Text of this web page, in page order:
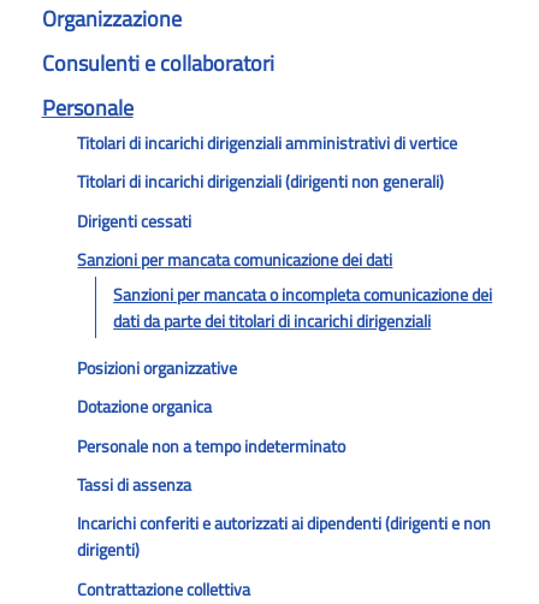
Organizzazione
Consulenti e collaboratori
Personale
Titolari di incarichi dirigenziali amministrativi di vertice
Titolari di incarichi dirigenziali (dirigenti non generali)
Dirigenti cessati
Sanzioni per mancata comunicazione dei dati
Sanzioni per mancata o incompleta comunicazione dei
dati da parte dei titolari di incarichi dirigenziali
Posizioni organizzative
Dotazione organica
Personale non a tempo indeterminato
Tassi di assenza
Incarichi conferiti e autorizzati ai dipendenti (dirigenti e non
dirigenti)
Contrattazione collettiva